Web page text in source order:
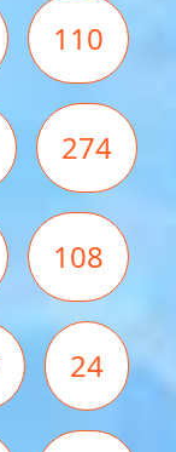
110
274
108
24